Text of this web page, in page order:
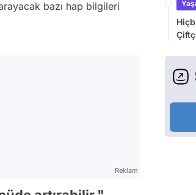
bazı hap bilgileri
Reklam